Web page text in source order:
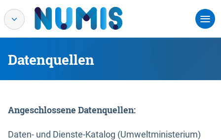
Datenquellen
Angeschlossene Datenquellen:
Daten- und Dienste-Katalog (Umweltministerium)